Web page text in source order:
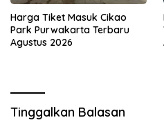
Harga Tiket Masuk Cikao
Park Purwakarta Terbaru
Agustus 2026
Tinggalkan Balasan